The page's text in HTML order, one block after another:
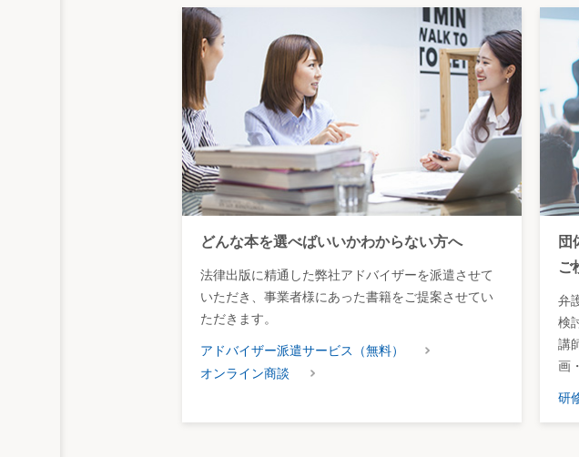
どんな本を選べばいいかわからない方へ
法律出版に精通した弊社アドバイザーを派遣させて
いただき、事業者様にあった書籍をご提案させてい
ただきます。
アドバイザー派遣サービス（無料）
オンライン商談
団
ご
弁
検
講
画
研